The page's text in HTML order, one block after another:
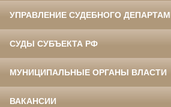
УПРАВЛЕНИЕ СУДЕБНОГО
СУДЫ СУБЪЕКТА РФ
МУНИЦИПАЛЬНЫЕ ОРГАНЫ ВЛАСТИ
ВАКАНСИИ